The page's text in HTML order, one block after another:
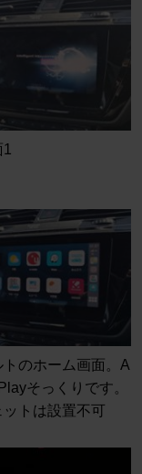
トのホーム画面。A
そっくりです。
ットは設置不可